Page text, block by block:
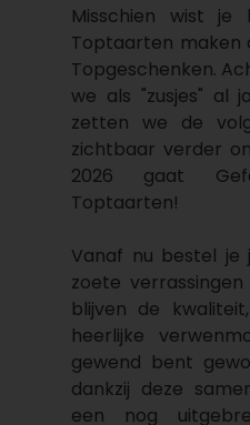
Misschien wist je
Toptaarten maken
Topgeschenken.
we als "zusjes" al
zetten we de
zichtbaar verder
2026 gaat
Toptaarten!
Vanaf nu bestel
zoete
blijven de
heerlijke
gewend bent
dankzij deze
een nog